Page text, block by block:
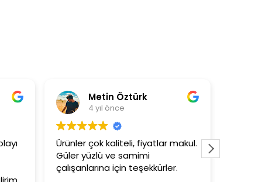
Metin Öztürk
4 yıl önce
Ürünler çok kaliteli, fiyatlar makul.
Güler yüzlü ve samimi
çalışanlarına için teşekkürler.
3+1 evin
tutar